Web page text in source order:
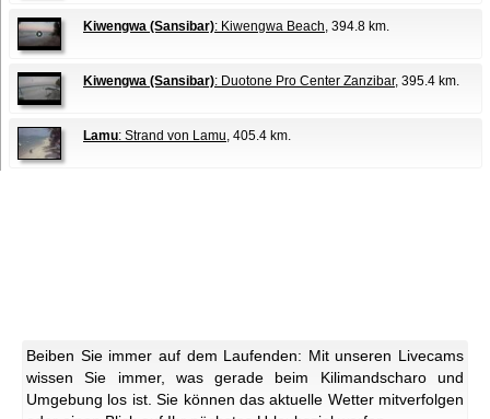
Kiwengwa (Sansibar): Kiwengwa Beach, 394.8 km.
Kiwengwa (Sansibar): Duotone Pro Center Zanzibar, 395.4 km.
Lamu: Strand von Lamu, 405.4 km.
Beiben Sie immer auf dem Laufenden: Mit unseren Livecams
wissen Sie immer, was gerade beim Kilimandscharo und
Umgebung los ist. Sie können das aktuelle Wetter mitverfolgen